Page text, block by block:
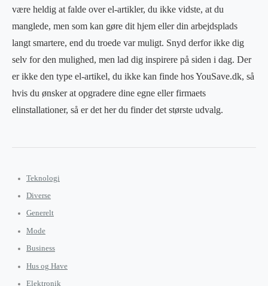
være heldig at falde over el-artikler, du ikke vidste, at du
manglede, men som kan gøre dit hjem eller din arbejdsplads
langt smartere, end du troede var muligt. Snyd derfor ikke dig
selv for den mulighed, men lad dig inspirere på siden i dag. Der
er ikke den type el-artikel, du ikke kan finde hos YouSave.dk, så
hvis du ønsker at opgradere dine egne eller firmaets
elinstallationer, så er det her du finder det største udvalg.
Teknologi
Diverse
Generelt
Mode
Business
Hus og Have
Elektronik